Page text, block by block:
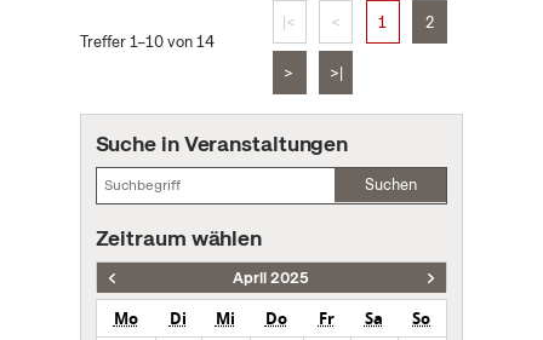
Treffer 1–10 von 14
|< < 1 2
> >|
Suche in Veranstaltungen
Suchen
Zeitraum wählen
April 2025
Mo Di Mi Do Fr Sa
So